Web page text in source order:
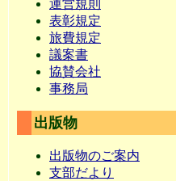
運営規則
表彰規定
旅費規定
議案書
協賛会社
事務局
出版物
出版物のご案内
支部だより